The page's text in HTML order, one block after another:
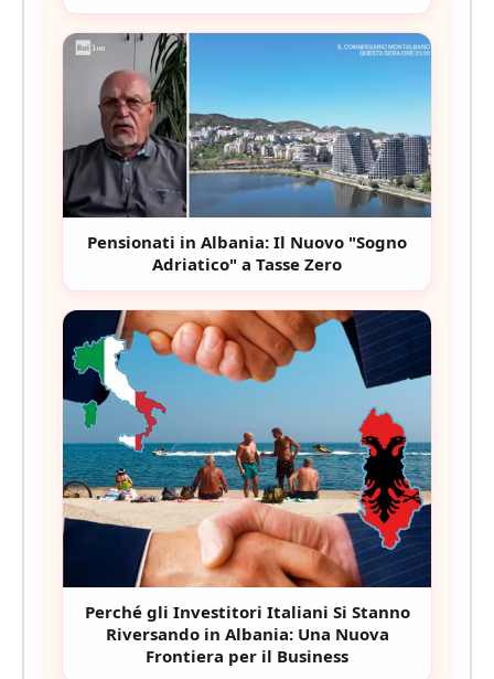
Pensionati in Albania: Il Nuovo "Sogno
Adriatico" a Tasse Zero
Perché gli Investitori Italiani Si Stanno
Riversando in Albania: Una Nuova
Frontiera per il Business